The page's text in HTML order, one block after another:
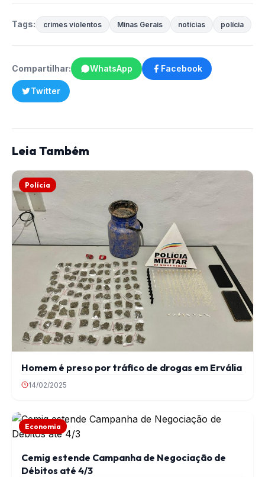
Tags: crimes violentos Minas Gerais notícias polícia
Compartilhar: WhatsApp Facebook
Twitter
Leia Também
Polícia
Homem é preso por tráfico de drogas em Ervália
14/02/2025
Economia
Cemig estende Campanha de Negociação de
Débitos até 4/3